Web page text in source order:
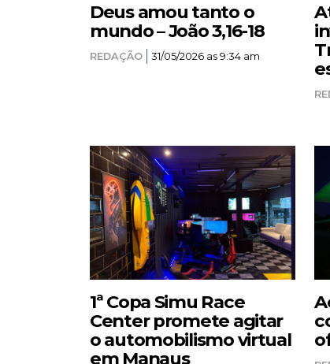
Deus amou tanto o
mundo – João 3,16-18
REDAÇÃO 31/05/2026 as 9:34 am
1ª Copa Simu Race
Center promete agitar
o automobilismo virtual
em Manaus